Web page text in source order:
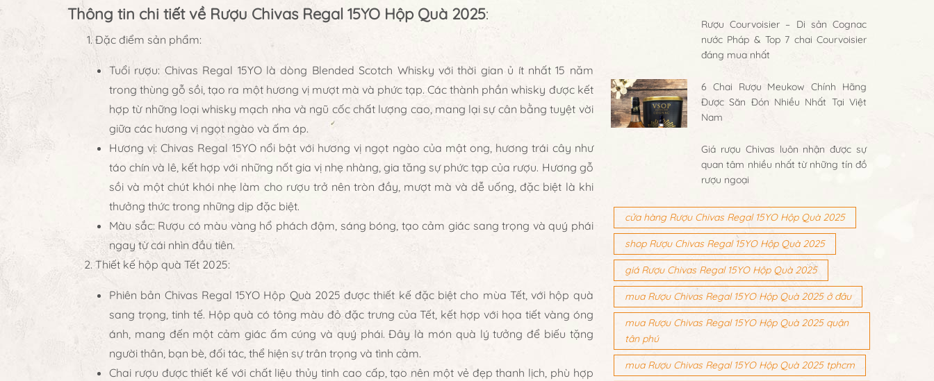
Thông tin chi tiết về Rượu Chivas Regal 15YO Hộp Quà 2025:
Đặc điểm sản phẩm:
Tuổi rượu: Chivas Regal 15YOlà dòng Blended Scotch Whisky với thời gian ủ ít nhất 15 năm
trong thùng gỗ sồi, tạo ra một hương vị mượt mà và phức tạp. Các thành phần whisky được kết
hợp từ những loại whisky mạch nha và ngũ cốc chất lượng cao, mang lại sự cân bằng tuyệt vời
giữa các hương vị ngọt ngào và ấm áp.
Hương vị:Chivas Regal 15YOnổi bật với hương vị ngọt ngào của mật ong, hương trái cây như
táo chín và lê, kết hợp với những nốt gia vị nhẹ nhàng, gia tăng sự phức tạp của rượu. Hương gỗ
sồi và một chút khói nhẹ làm cho rượu trở nên tròn đầy, mượt mà và dễ uống, đặc biệt là khi
thưởng thức trong những dịp đặc biệt.
Màu sắc: Rượu có màu vàng hổ phách đậm, sáng bóng, tạo cảm giác sang trọng và quý phái
ngay từ cái nhìn đầu tiên.
Thiết kế hộp quà Tết 2025:
Phiên bản Chivas Regal 15YO Hộp Quà 2025 được thiết kế đặc biệt cho mùa Tết, với hộp quà
sang trọng, tinh tế. Hộp quà có tông màu đỏ đặc trưng của Tết, kết hợp với họa tiết vàng óng
ánh, mang đến một cảm giác ấm cúng và quý phái. Đây là món quà lý tưởng để biếu tặng
người thân, bạn bè, đối tác, thể hiện sự trân trọng và tình cảm.
Chai rượu được thiết kế với chất liệu thủy tinh cao cấp, tạo nên một vẻ đẹp thanh lịch, phù hợp
Rượu Courvoisier – Di sản Cognac
nước Pháp & Top 7 chai Courvoisier
đáng mua nhất
6 Chai Rượu Meukow Chính Hãng
Được Săn Đón Nhiều Nhất Tại Việt
Nam
Giá rượu Chivas luôn nhận được sự
quan tâm nhiều nhất từ những tín đồ
rượu ngoại
cửa hàng Rượu Chivas Regal 15YO Hộp Quà 2025
shop Rượu Chivas Regal 15YO Hộp Quà 2025
giá Rượu Chivas Regal 15YO Hộp Quà 2025
mua Rượu Chivas Regal 15YO Hộp Quà 2025 ở đâu
mua Rượu Chivas Regal 15YO Hộp Quà 2025 quận
tân phú
mua Rượu Chivas Regal 15YO Hộp Quà 2025 tphcm